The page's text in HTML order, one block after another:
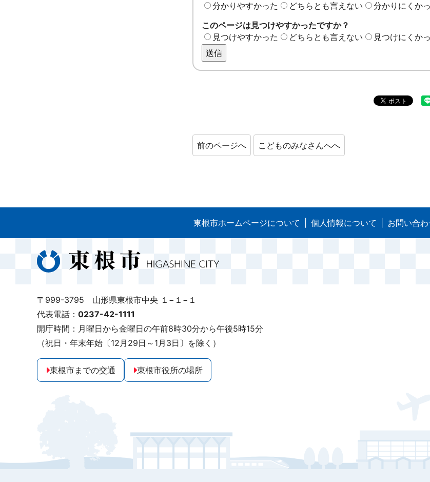
分かりやすかった
どちらとも言えない
分かりにくか
このページは見つけやすかったですか？
見つけやすかった
どちらとも言えない
見つけにくか
送信
前のページへ こどものみなさんへへ
東根市ホームページについて 個人情報について お問い合
〒999-3795 山形県東根市中央 １−１−１
代表電話： 0237-42-1111
開庁時間：月曜日から金曜日の午前8時30分から午後5時15分
（祝日・年末年始〔12月29日～1月3日〕を除く）
東根市までの交通 東根市役所の場所